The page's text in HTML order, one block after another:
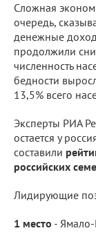
Сложная
очередь,
денежные
продолжили
численность
бедности
13,5% всего
Эксперты РИА
остается у
составили
российских
Лидирующие
1 место -